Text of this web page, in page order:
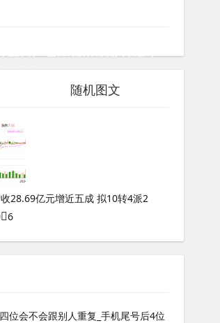
随机图文
28.69亿元增近五成 拟10转4派2
6
位会不会跟别人重复_手机尾号后4位